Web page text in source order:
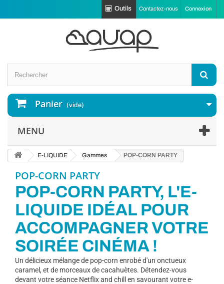
Connexion
Contactez-nous
Outils
Panier (vide)
MENU
E-LIQUIDE Gammes POP-CORN PARTY
POP-CORN PARTY
POP-CORN PARTY, L'E-
LIQUIDE IDÉAL POUR
ACCOMPAGNER VOTRE
SOIRÉE CINÉMA !
Un délicieux mélange de pop-corn enrobé d'un onctueux
caramel, et de morceaux de cacahuètes. Détendez-vous
devant votre séance Netflix and chill en savourant votre e-